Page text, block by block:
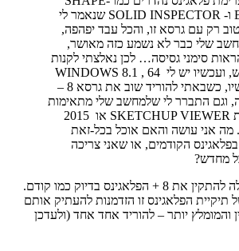
BENDER ו- SOLID INSPECTOR שנאמר לי
רק עם גרסא זו, והכל עבד יפהפה,
שלי כבר לא נשמע כזה מאושר,
סימני גסיסה… לכן נאלצתי לקנות
מחשב חדש, ועכשיו יש לי WINDOWS 8.1 , 64
BIT . עכשיו, כשבאתי להוריד שוב את גרסא 8 –
וגם התברר לי שלמחשב שלי מתאימות
רק גרסאות SKETCHUP VIEWER או 2015
MAKER. מה אני עושה והאם אוכל בכל-זאת
הקודמים, או שאני צריכה
מחדש?
בדיוק כמו קודם.
תיקיית הפלאגינס זו הזדמנות להעתיק אותם
והמומלץ יותר – להוריד אחד אחד (ולעדכן